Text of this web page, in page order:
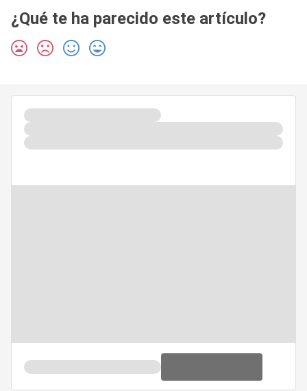
¿Qué te ha parecido este artículo?